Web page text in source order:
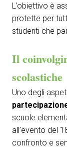
L’obiettivo è
protette per
studenti che
Il
scolastiche
Uno degli
scuole
all’evento del
confronto e